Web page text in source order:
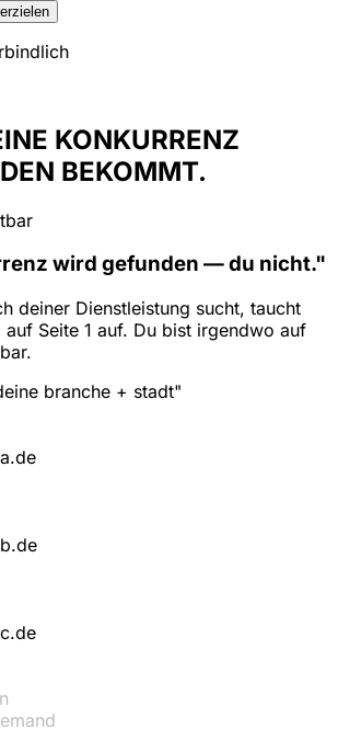
KONKURRENZ
BEKOMMT.
wird gefunden — du nicht."
deiner Dienstleistung sucht, taucht
auf Seite 1 auf. Du bist irgendwo auf
branche + stadt"
.de
.de
.de